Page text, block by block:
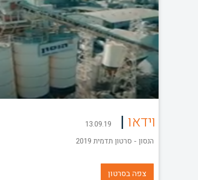
וידאו |
13.09.19
הנסון - סרטון תדמית 2019
צפה בסרטון